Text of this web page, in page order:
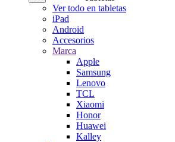
Ver todo en tabletas
iPad
Android
Accesorios
Marca
Apple
Samsung
Lenovo
TCL
Xiaomi
Honor
Huawei
Kalley